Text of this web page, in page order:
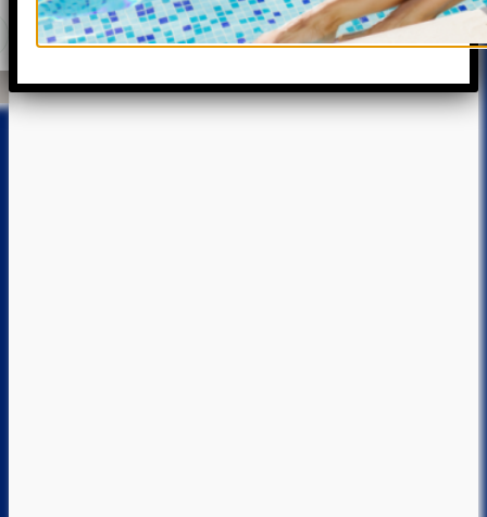
Διαβάστε
περισσότερα
περισσότερα